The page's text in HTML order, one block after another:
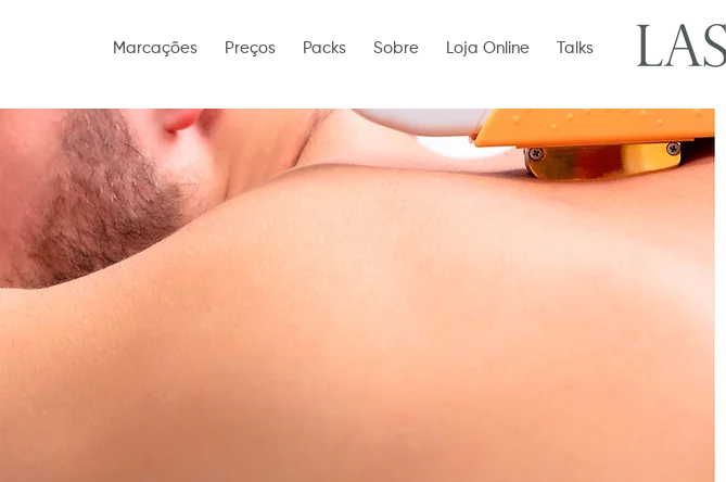
Marcações Preços Packs Sobre Loja Online Talks